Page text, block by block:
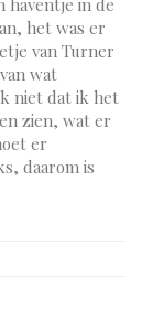
het was er
van Turner
wat
niet dat ik het
zien, wat er
er
daarom is